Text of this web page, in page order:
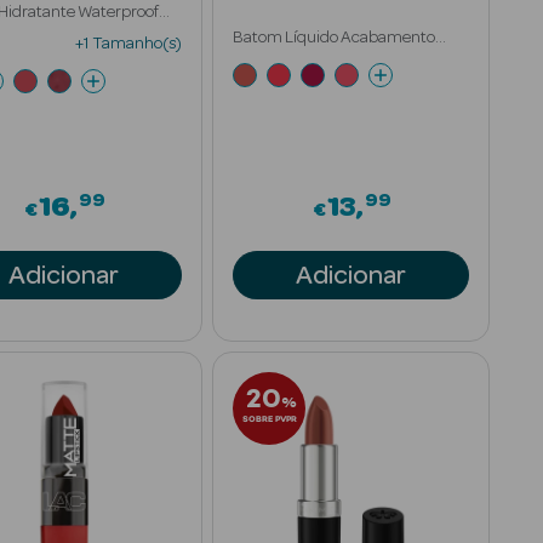
Waterproof
24h
+1 Tamanho(s)
€16 99
Adicionar
Batom Líquido Acabamento
Mate 12h
€13 99
Adicionar
20%
SOBRE PVPR